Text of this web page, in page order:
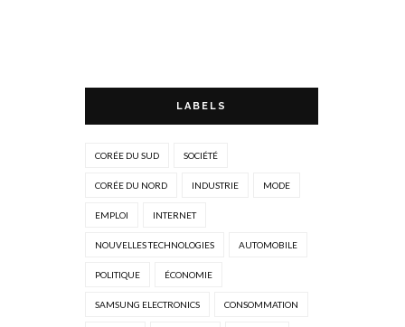
LABELS
CORÉE DU SUD SOCIÉTÉ
CORÉE DU NORD INDUSTRIE MODE
EMPLOI INTERNET
NOUVELLES TECHNOLOGIES AUTOMOBILE
POLITIQUE ÉCONOMIE
SAMSUNG ELECTRONICS CONSOMMATION